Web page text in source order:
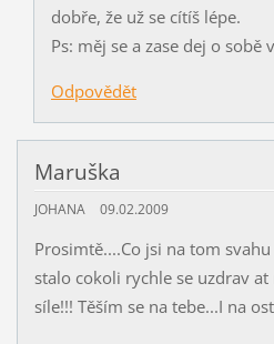
dobře, že už se cítíš lépe.
Ps: měj se a zase dej o sobě
Odpovědět
Maruška
JOHANA 09.02.2009
Prosimtě....Co jsi na tom svahu
stalo cokoli rychle se uzdrav
síle!!! Těším se na tebe...I na